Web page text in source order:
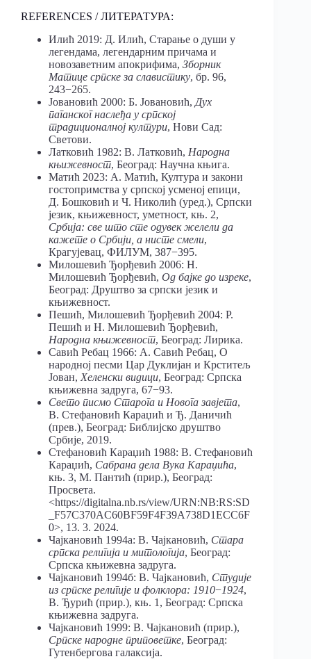
REFERENCES / ЛИТЕРАТУРА:
Илић 2019: Д. Илић, Старање о души у
легендама, легендарним причама и
новозаветним апокрифима, Зборник
Матице српске за славистику, бр. 96,
243−265.
Јовановић 2000: Б. Јовановић, Дух
паганског наслеђа y српској
традиционалној култури, Нови Сад:
Светови.
Латковић 1982: В. Латковић, Народна
књижевност, Београд: Научна књига.
Матић 2023: А. Матић, Култура и закони
гостопримства у српској усменој епици,
Д. Бошковић и Ч. Николић (уред.), Српски
језик, књижевност, уметност, књ. 2,
Србија: све што сте одувек желели да
кажете о Србији, а нисте смели,
Крагујевац, ФИЛУМ, 387−395.
Милошевић Ђорђевић 2006: Н.
Милошевић Ђорђевић, Од бајке до изреке,
Београд: Друштво за српски језик и
књижевност.
Пешић, Милошевић Ђорђевић 2004: Р.
Пешић и Н. Милошевић Ђорђевић,
Народна књижевност, Београд: Лирика.
Савић Ребац 1966: А. Савић Ребац, О
народној песми Цар Дуклијан и Крститељ
Јован, Хеленски видици, Београд: Српска
књижевна задруга, 67−93.
Свето писмо Старога и Новога завјета,
В. Стефановић Караџић и Ђ. Даничић
(прев.), Београд: Библијско друштво
Србије, 2019.
Стефановић Караџић 1988: В. Стефановић
Караџић, Сабрана дела Вука Караџића,
књ. 3, М. Пантић (прир.), Београд:
Просвета.
<https://digitalna.nb.rs/view/URN:NB:RS:SD
_F57C370AC60BF59F4F39A738D1ECC6F
0>, 13. 3. 2024.
Чајкановић 1994а: В. Чајкановић, Стара
српска религија и митологија, Београд:
Српска књижевна задруга.
Чајкановић 1994б: В. Чајкановић, Студије
из српске религије и фолклора: 1910−1924,
В. Ђурић (прир.), књ. 1, Београд: Српска
књижевна задруга.
Чајкановић 1999: В. Чајкановић (прир.),
Српске народне приповетке, Београд:
Гутенбергова галаксија.